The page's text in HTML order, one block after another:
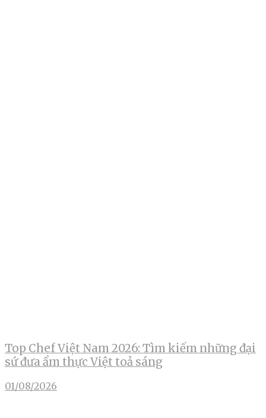
Top Chef Việt Nam 2026: Tìm kiếm những đại
sứ đưa ẩm thực Việt toả sáng
01/08/2026